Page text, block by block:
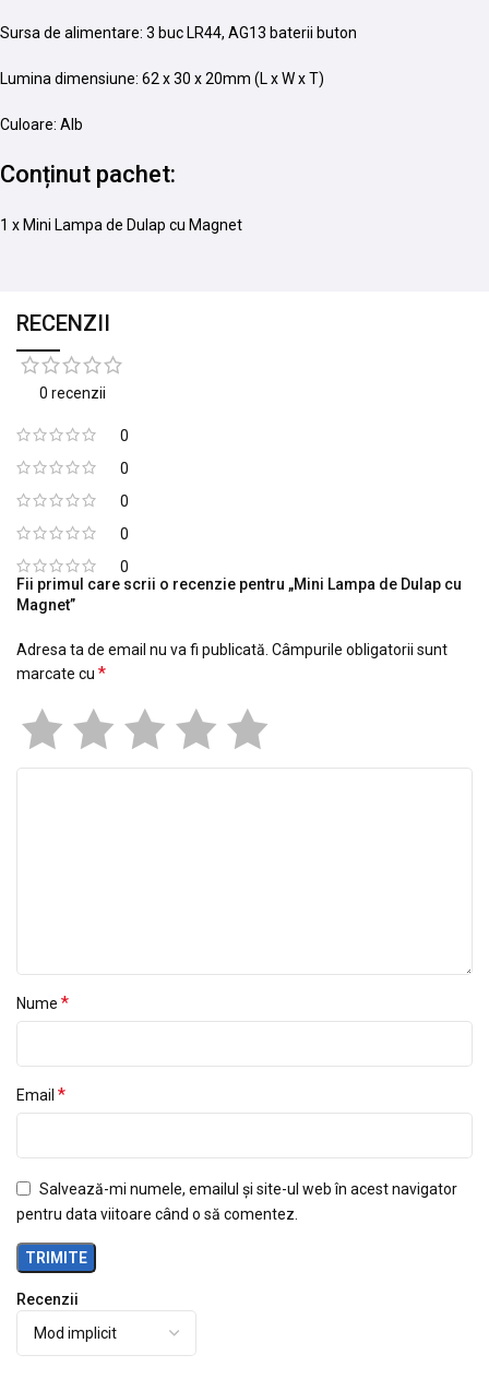
Sursa de alimentare: 3 buc LR44, AG13 baterii buton
Lumina dimensiune: 62 x 30 x 20mm (L x W x T)
Culoare: Alb
Conținut pachet:
1 x Mini Lampa de Dulap cu Magnet
RECENZII
0 recenzii
0
0
0
0
0
Recenzii
Fii primul care scrii o recenzie pentru „Mini Lampa de Dulap cu
Magnet”
Adresa ta de email nu va fi publicată. Câmpurile obligatorii sunt
marcate cu *
Nume *
Email *
Salvează-mi numele, emailul și site-ul web în acest navigator
pentru data viitoare când o să comentez.